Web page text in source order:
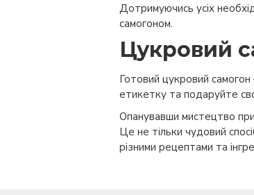
Дотримуючись усіх
самогоном.
Цукровий
Готовий цукровий
етикетку та подаруйте
Опанувавши мистецтво
Це не тільки чудовий
різними рецептами та